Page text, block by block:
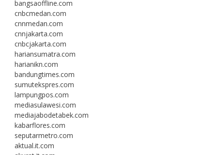
bangsaoffline.com
cnbcmedan.com
cnnmedan.com
cnnjakarta.com
cnbcjakarta.com
hariansumatra.com
harianikn.com
bandungtimes.com
sumutekspres.com
lampungpos.com
mediasulawesi.com
mediajabodetabek.com
kabarflores.com
seputarmetro.com
aktual.it.com